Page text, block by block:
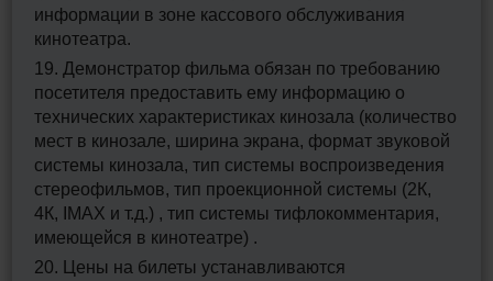
информации в зоне кассового обслуживания
кинотеатра.
19. Демонстратор фильма обязан по требованию
посетителя предоставить ему информацию о
технических характеристиках кинозала (количество
мест в кинозале, ширина экрана, формат звуковой
системы кинозала, тип системы воспроизведения
стереофильмов, тип проекционной системы (2К,
4К, IMAX и т.д.) , тип системы тифлокомментария,
имеющейся в кинотеатре) .
20. Цены на билеты устанавливаются